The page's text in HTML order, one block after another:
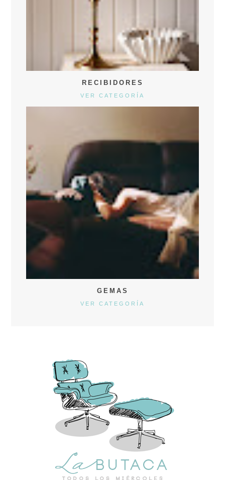
RECIBIDORES
VER CATEGORÍA
GEMAS
VER CATEGORÍA